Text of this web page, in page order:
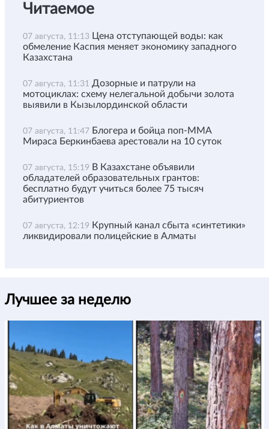
Читаемое
07 августа, 11:13 Цена отступающей воды: как
обмеление Каспия меняет экономику западного
Казахстана
07 августа, 11:31 Дозорные и патрули на
мотоциклах: схему нелегальной добычи золота
выявили в Кызылординской области
07 августа, 11:47 Блогера и бойца поп-ММА
Мираса Беркинбаева арестовали на 10 суток
07 августа, 15:19 В Казахстане объявили
обладателей образовательных грантов:
бесплатно будут учиться более 75 тысяч
абитуриентов
07 августа, 12:19 Крупный канал сбыта «синтетики»
ликвидировали полицейские в Алматы
Лучшее за неделю